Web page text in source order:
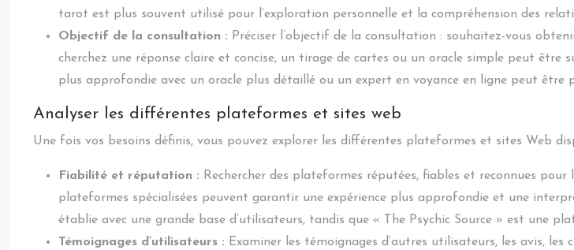
tarot est plus souvent utilisé pour l’exploration personnelle et la compréhension des
Objectif de la consultation : Préciser l’objectif de la consultation : souhaitez-vous
cherchez une réponse claire et concise, un tirage de cartes ou un oracle simple peut
plus approfondie avec un oracle plus détaillé ou un expert en voyance en ligne peut être
Analyser les différentes plateformes et sites web
Une fois vos besoins définis, vous pouvez explorer les différentes plateformes et sites Web
Fiabilité et réputation : Rechercher des plateformes réputées, fiables et reconnues
plateformes spécialisées peuvent garantir une expérience plus approfondie et une
établie avec une grande base d’utilisateurs, tandis que « The Psychic Source » est une
Témoignages d’utilisateurs : Examiner les témoignages d’autres utilisateurs, les avis,